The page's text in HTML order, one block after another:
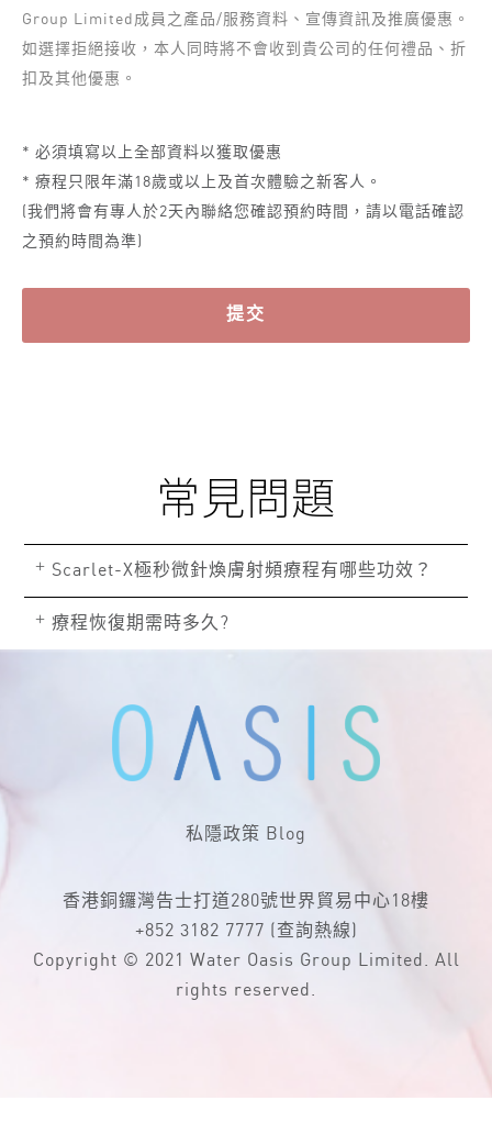
Group Limited成員之產品/服務資料、宣傳資訊及推廣優惠。
如選擇拒絕接收，本人同時將不會收到貴公司的任何禮品、折
扣及其他優惠。
* 必須填寫以上全部資料以獲取優惠
* 療程只限年滿18歲或以上及首次體驗之新客人。
(我們將會有專人於2天內聯絡您確認預約時間，請以電話確認
之預約時間為準)
提交
常見問題
+ Scarlet-X極秒微針煥膚射頻療程有哪些功效？
+ 療程恢復期需時多久?
私隱政策 Blog
香港銅鑼灣告士打道280號世界貿易中心18樓
+852 3182 7777 (查詢熱線)
Copyright © 2021 Water Oasis Group Limited. All
rights reserved.